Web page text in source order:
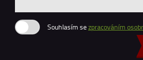
Souhlasím sezpracováním